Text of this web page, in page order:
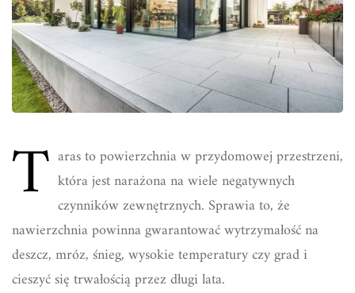
T aras to powierzchnia w przydomowej przestrzeni,
która jest narażona na wiele negatywnych
czynników zewnętrznych. Sprawia to, że
nawierzchnia powinna gwarantować wytrzymałość na
deszcz, mróz, śnieg, wysokie temperatury czy grad i
cieszyć się trwałością przez długi lata.